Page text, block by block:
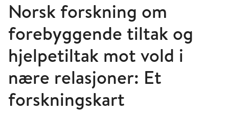
Norsk forskning om
forebyggende tiltak og
hjelpetiltak mot vold i
nære relasjoner: Et
forskningskart